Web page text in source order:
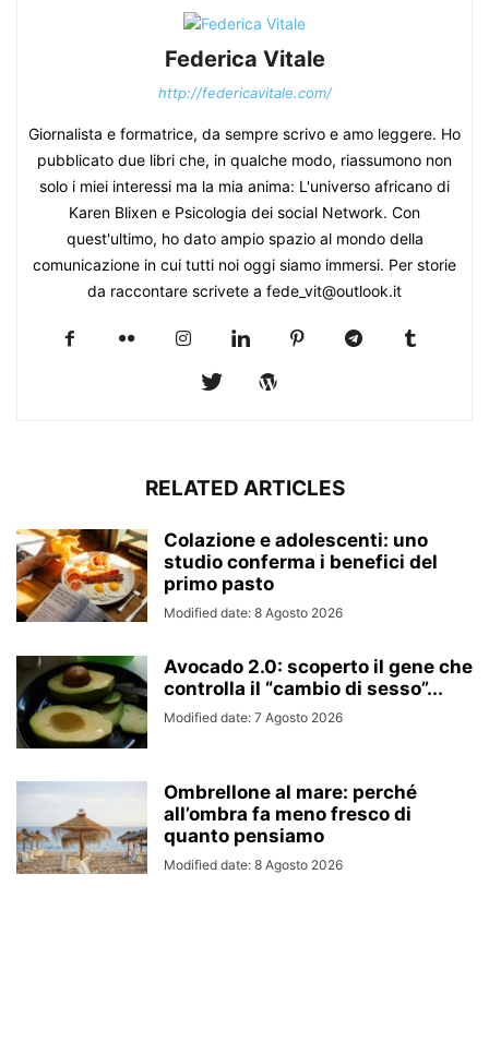
Federica Vitale
http://federicavitale.com/
Giornalista e formatrice, da sempre scrivo e amo leggere. Ho
pubblicato due libri che, in qualche modo, riassumono non
solo i miei interessi ma la mia anima: L'universo africano di
Karen Blixen e Psicologia dei social Network. Con
quest'ultimo, ho dato ampio spazio al mondo della
comunicazione in cui tutti noi oggi siamo immersi. Per storie
da raccontare scrivete a fede_vit@outlook.it
RELATED ARTICLES
Colazione e adolescenti: uno
studio conferma i benefici del
primo pasto
Modified date: 8 Agosto 2026
Avocado 2.0: scoperto il gene che
controlla il “cambio di sesso”...
Modified date: 7 Agosto 2026
Ombrellone al mare: perché
all’ombra fa meno fresco di
quanto pensiamo
Modified date: 8 Agosto 2026